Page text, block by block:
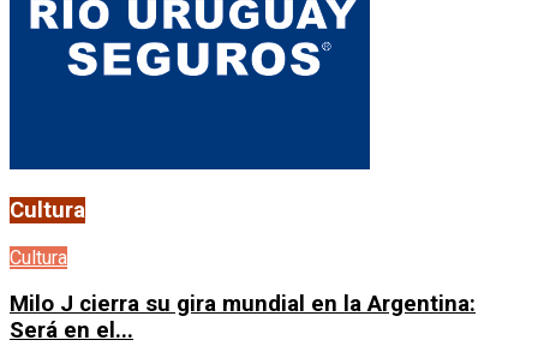
Cultura
Cultura
Milo J cierra su gira mundial en la Argentina:
Será en el...